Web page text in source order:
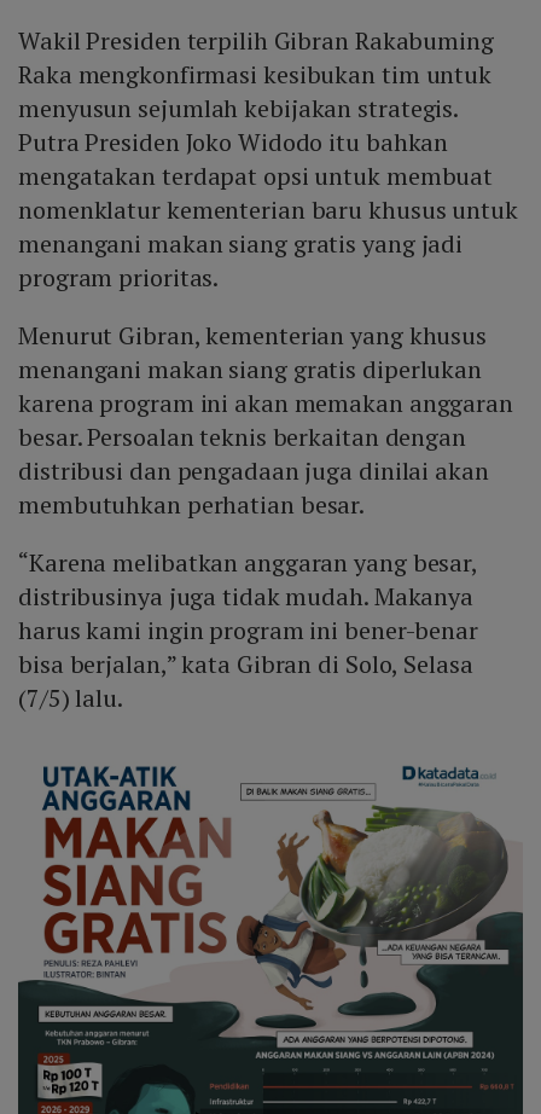
Wakil Presiden terpilih Gibran Rakabuming
Raka mengkonfirmasi kesibukan tim untuk
menyusun sejumlah kebijakan strategis.
Putra Presiden Joko Widodo itu bahkan
mengatakan terdapat opsi untuk membuat
nomenklatur kementerian baru khusus untuk
menangani makan siang gratis yang jadi
program prioritas.
Menurut Gibran, kementerian yang khusus
menangani makan siang gratis diperlukan
karena program ini akan memakan anggaran
besar. Persoalan teknis berkaitan dengan
distribusi dan pengadaan juga dinilai akan
membutuhkan perhatian besar.
“Karena melibatkan anggaran yang besar,
distribusinya juga tidak mudah. Makanya
harus kami ingin program ini bener-benar
bisa berjalan,” kata Gibran di Solo, Selasa
(7/5) lalu.